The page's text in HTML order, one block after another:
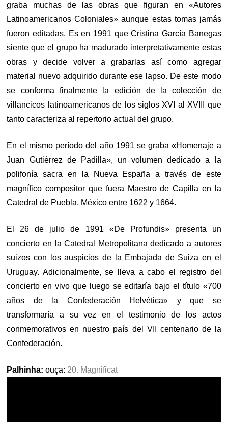
graba muchas de las obras que figuran en «Autores
Latinoamericanos Coloniales» aunque estas tomas jamás
fueron editadas. Es en 1991 que Cristina García Banegas
siente que el grupo ha madurado interpretativamente estas
obras y decide volver a grabarlas así como agregar
material nuevo adquirido durante ese lapso. De este modo
se conforma finalmente la edición de la colección de
villancicos latinoamericanos de los siglos XVI al XVIII que
tanto caracteriza al repertorio actual del grupo.
En el mismo período del año 1991 se graba «Homenaje a
Juan Gutiérrez de Padilla», un volumen dedicado a la
polifonía sacra en la Nueva España a través de este
magnífico compositor que fuera Maestro de Capilla en la
Catedral de Puebla, México entre 1622 y 1664.
El 26 de julio de 1991 «De Profundis» presenta un
concierto en la Catedral Metropolitana dedicado a autores
suizos con los auspicios de la Embajada de Suiza en el
Uruguay. Adicionalmente, se lleva a cabo el registro del
concierto en vivo que luego se editaría bajo el título «700
años de la Confederación Helvética» y que se
transformaría a su vez en el testimonio de los actos
conmemorativos en nuestro país del VII centenario de la
Confederación.
Palhinha: ouça: 20. Magnificat